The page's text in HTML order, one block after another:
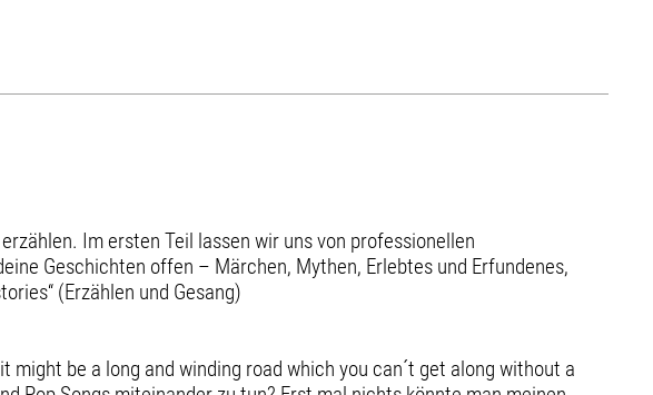
Im ersten Teil lassen wir uns von professionellen
Geschichten offen – Märchen, Mythen, Erlebtes und Erfundenes,
(Erzählen und Gesang)
be a long and winding road which you can´t get along without a